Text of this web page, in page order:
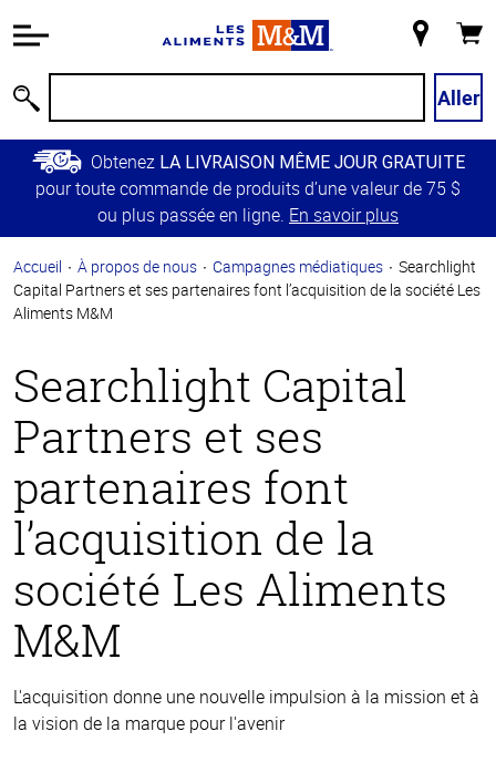
relative à
Passer
contenu
principal
Retour à
navigation
principale
magasin
Aller
Obtenez LA LIVRAISON MÊME JOUR GRATUITE
pour toute commande de produits d’une valeur de 75 $
ou plus passée en ligne. En savoir plus
Accueil À propos de nous Campagnes médiatiques
Searchlight
Capital Partners et ses partenaires font l’acquisition de la société Les
Aliments M&M
Searchlight Capital
Partners et ses
partenaires font
l’acquisition de la
société Les Aliments
M&M
L'acquisition donne une nouvelle impulsion à la mission et à
la vision de la marque pour l'avenir